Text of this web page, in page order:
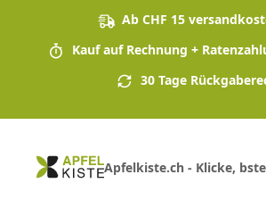
Ab CHF 15
Kauf auf Rechnung +
30 Tage
Apfelkiste.ch - Klicke,